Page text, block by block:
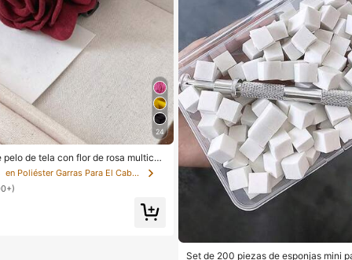
24
de tela con flor de rosa multicap
de gran tamaño, accesorios para el
atuendos para mujer, esencial
y vacaciones
en Poliéster Garras Para El Cabello
Set de 200 piezas de esponjas mini